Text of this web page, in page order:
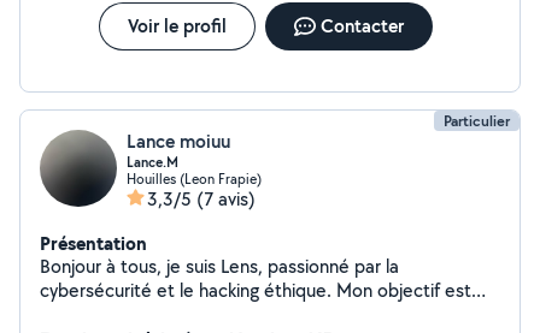
Voir le profil Contacter
Particulier
Lance moiuu
Lance.M
Houilles (Leon Frapie)
3,3/5 (7 avis)
Présentation
Bonjour à tous, je suis Lens, passionné par la
cybersécurité et le hacking éthique. Mon objectif est